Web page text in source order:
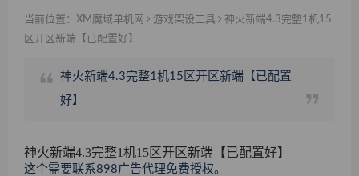
当前位置： XM魔域单机网 游戏架设工具
神火新端4.3完整1机15
区开区新端【已配置好】
神火新端4.3完整1机15区开区新端【已配置
好】
神火新端4.3完整1机15区开区新端【已配置好】
这个需要联系898广告代理免费授权。